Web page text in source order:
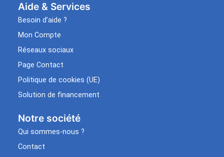
Aide & Services​
Besoin d’aide ?
Mon Compte
Réseaux sociaux
Page Contact
Politique de cookies (UE)
Solution de financement
Notre société
Qui sommes-nous ?
Contact